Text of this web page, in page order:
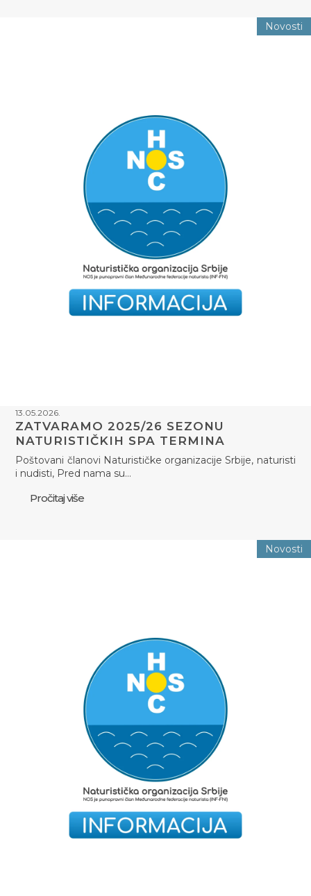
Novosti
13.05.2026.
ZATVARAMO 2025/26 SEZONU
NATURISTIČKIH SPA TERMINA
Poštovani članovi Naturističke organizacije Srbije, naturisti
i nudisti, Pred nama su…
Pročitaj više
Novosti